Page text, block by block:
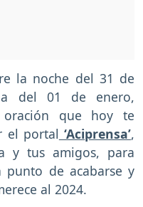
la noche del 31 de
del 01 de enero,
que hoy te
el portal ‘Aciprensa’,
y tus amigos, para
de acabarse y
al 2024.